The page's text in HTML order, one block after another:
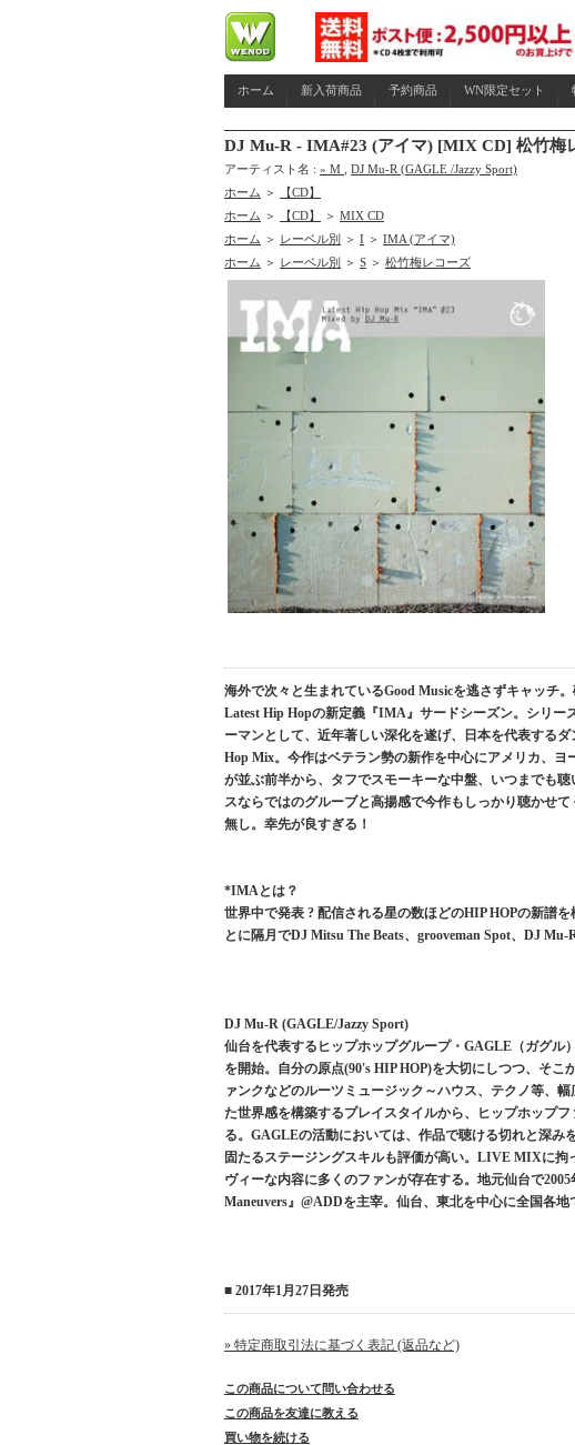
ホーム 新入荷商品 予約商品 WN限定セット
DJ Mu-R - IMA#23 (アイマ) [MIX CD] 松竹梅
アーティスト名 : » M
DJ Mu-R (GAGLE /Jazzy Sport)
ホーム ＞
【CD】
ホーム ＞ 【CD】 ＞ MIX CD
ホーム ＞ レーベル別 ＞ I ＞ IMA (アイマ)
ホーム ＞ レーベル別 ＞ S ＞ 松竹梅レコーズ
海外で次々と生まれているGood Musicを逃さずキャッチ
Latest Hip Hopの新定義『IMA』サードシーズン。シリー
ーマンとして、近年著しい深化を遂げ、日本を代表する
Hop Mix。今作はベテラン勢の新作を中心にアメリカ、
が並ぶ前半から、タフでスモーキーな中盤、いつまでも
スならではのグルーブと高揚感で今作もしっかり聴かせ
無し。幸先が良すぎる！
*IMAとは？
世界中で発表 ? 配信される星の数ほどのHIP HOPの新譜
とに隔月でDJ Mitsu The Beats、grooveman Spot、DJ
DJ Mu-R (GAGLE/Jazzy Sport)
仙台を代表するヒップホップグループ・GAGLE（ガグル
を開始。自分の原点(90′s HIP HOP)を大切にしつつ、そ
ァンクなどのルーツミュージック～ハウス、テクノ等、
た世界感を構築するプレイスタイルから、ヒップホップ
る。GAGLEの活動においては、作品で聴ける切れと深
固たるステージングスキルも評価が高い。LIVE MIXに
ヴィーな内容に多くのファンが存在する。地元仙台で
Maneuvers』@ADDを主宰。仙台、東北を中心に全国各地
■ 2017年1月27日発売
» 特定商取引法に基づく表記 (返品など)
この商品について問い合わせる
この商品を友達に教える
買い物を続ける